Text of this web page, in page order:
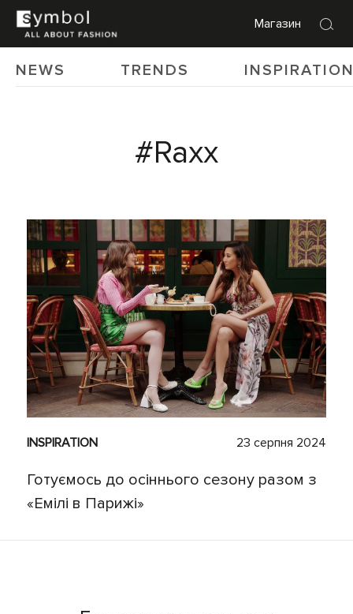
Магазин
NEWS TRENDS
#Raxx
INSPIRATION 23 серпня 2024
Готуємось до осіннього сезону разом з
«Емілі в Парижі»